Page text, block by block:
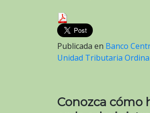
Publicada en Banco
Unidad Tributaria
Conozca cómo